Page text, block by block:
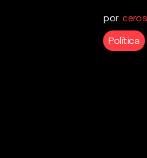
por
Política